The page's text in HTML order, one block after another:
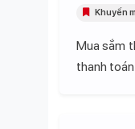
Mua sắm
thanh
Khuyến